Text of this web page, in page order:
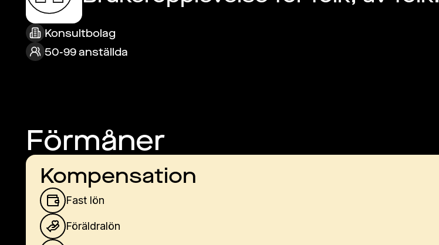
Konsultbolag
50-99 anställda
Förmåner
Kompensation
Fast lön
Föräldralön